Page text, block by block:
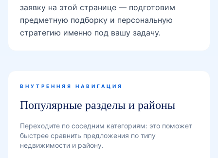
заявку на этой странице — подготовим
предметную подборку и персональную
стратегию именно под вашу задачу.
ВНУТРЕННЯЯ НАВИГАЦИЯ
Популярные разделы и районы
Переходите по соседним категориям: это поможет
быстрее сравнить предложения по типу
недвижимости и району.